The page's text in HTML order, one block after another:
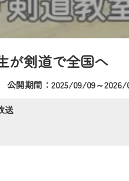
が剣道で全国へ
公開期間：2025/09/09～
送
ルにともないメンテナ
、ご了承の程よろしく